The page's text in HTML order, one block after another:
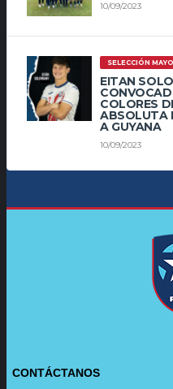
10/09/2023
SELECCIÓN
EITAN
COLORES
ABSOLUTA
A GUYANA
10/09/2023
CONTÁCTANOS